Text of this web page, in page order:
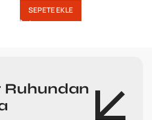
SEPETE EKLE
Ruhundan